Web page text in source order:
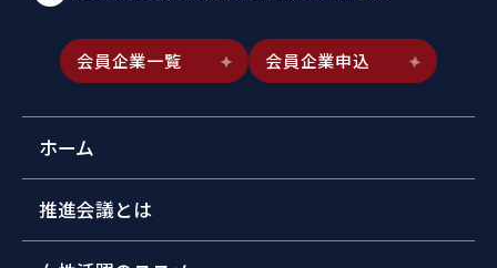
会員企業一覧 会員企業申込
ホーム
推進会議とは